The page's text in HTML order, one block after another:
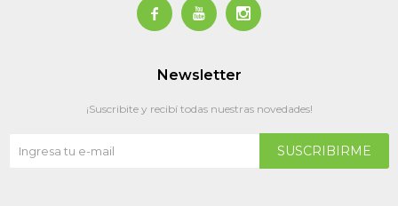
  
Newsletter
¡Suscribite y recibí todas nuestras novedades!
SUSCRIBIRME